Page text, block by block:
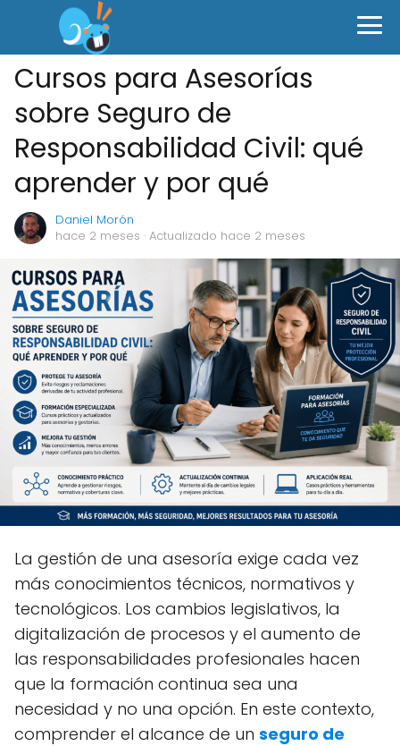
Cursos para Asesorías
sobre Seguro de
Responsabilidad Civil: qué
aprender y por qué
Daniel Morón
hace 2 meses · Actualizado hace 2 meses
La gestión de una asesoría exige cada vez
más conocimientos técnicos, normativos y
tecnológicos. Los cambios legislativos, la
digitalización de procesos y el aumento de
las responsabilidades profesionales hacen
que la formación continua sea una
necesidad y no una opción. En este contexto,
comprender el alcance de un seguro de